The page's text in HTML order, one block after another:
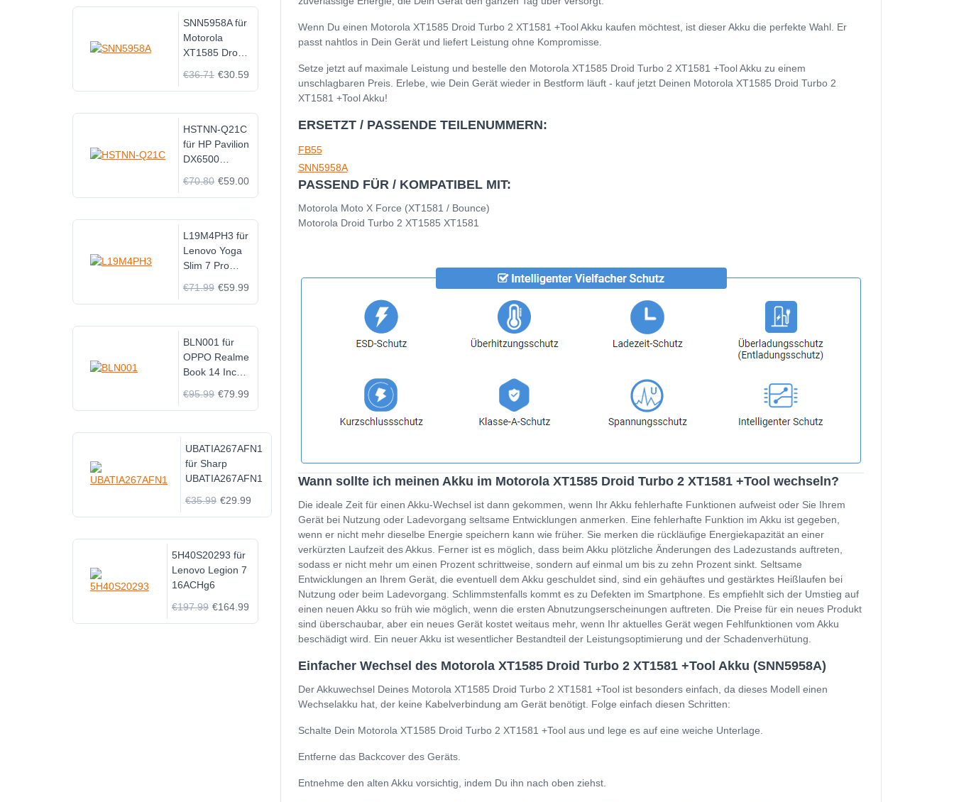
Wenn Du einen Motorola XT1585 Droid Turbo 2 XT1581 +Tool Akku kaufen möchtest, ist dieser Akku die perfekte Wahl. Er
passt nahtlos in Dein Gerät und liefert Leistung ohne Kompromisse.
Setze jetzt auf maximale Leistung und bestelle den Motorola XT1585 Droid Turbo 2 XT1581 +Tool Akku zu einem
unschlagbaren Preis. Erlebe, wie Dein Gerät wieder in Bestform läuft - kauf jetzt Deinen Motorola XT1585 Droid Turbo 2
XT1581 +Tool Akku!
ERSETZT / PASSENDE TEILENUMMERN:
FB55
SNN5958A
PASSEND FÜR / KOMPATIBEL MIT:
Motorola Moto X Force (XT1581 / Bounce)
Motorola Droid Turbo 2 XT1585 XT1581
Wann sollte ich meinen Akku im Motorola XT1585 Droid Turbo 2 XT1581 +Tool wechseln?
Die ideale Zeit für einen Akku-Wechsel ist dann gekommen, wenn Ihr Akku fehlerhafte Funktionen aufweist oder Sie Ihrem
Gerät bei Nutzung oder Ladevorgang seltsame Entwicklungen anmerken. Eine fehlerhafte Funktion im Akku ist gegeben,
wenn er nicht mehr dieselbe Energie speichern kann wie früher. Sie merken die rückläufige Energiekapazität an einer
verkürzten Laufzeit des Akkus. Ferner ist es möglich, dass beim Akku plötzliche Änderungen des Ladezustands auftreten,
sodass er nicht mehr um einen Prozent schrittweise, sondern auf einmal um bis zu zehn Prozent sinkt. Seltsame
Entwicklungen an Ihrem Gerät, die eventuell dem Akku geschuldet sind, sind ein gehäuftes und gestärktes Heißlaufen bei
Nutzung oder beim Ladevorgang. Schlimmstenfalls kommt es zu Defekten im Smartphone. Es empfiehlt sich der Umstieg auf
einen neuen Akku so früh wie möglich, wenn die ersten Abnutzungserscheinungen auftreten. Die Preise für ein neues Produkt
sind überschaubar, aber ein neues Gerät kostet weitaus mehr, wenn Ihr aktuelles Gerät wegen Fehlfunktionen vom Akku
beschädigt wird. Ein neuer Akku ist wesentlicher Bestandteil der Leistungsoptimierung und der Schadenverhütung.
Einfacher Wechsel des Motorola XT1585 Droid Turbo 2 XT1581 +Tool Akku (SNN5958A)
Der Akkuwechsel Deines Motorola XT1585 Droid Turbo 2 XT1581 +Tool ist besonders einfach, da dieses Modell einen
Wechselakku hat, der keine Kabelverbindung am Gerät benötigt. Folge einfach diesen Schritten:
Schalte Dein Motorola XT1585 Droid Turbo 2 XT1581 +Tool aus und lege es auf eine weiche Unterlage.
Entferne das Backcover des Geräts.
Entnehme den alten Akku vorsichtig, indem Du ihn nach oben ziehst.
SNN5958A für
Motorola
XT1585 Droid
€36.71 €30.59
HSTNN-Q21C
für HP Pavilion
DX6500
€70.80 €59.00
L19M4PH3 für
Lenovo Yoga
Slim 7 Pro
€71.99 €59.99
BLN001 für
OPPO Realme
Book 14 Inch
€95.99 €79.99
UBATIA267AFN1
für Sharp
UBATIA267AFN1
€35.99 €29.99
5H40S20293 für
Lenovo Legion 7
16ACHg6
€197.99 €164.99